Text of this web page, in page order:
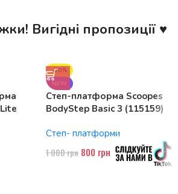
Вигідні пропозиції ♥
-20%
NEW
Степ-платформа Scoopes
BodyStep Basic 3 (115159)
рівні
Степ- платформи
1 000грн 800 грн